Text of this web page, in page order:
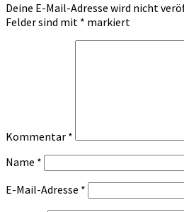
Deine E-Mail-Adresse wird nicht
Felder sind mit * markiert
Kommentar *
Name *
E-Mail-Adresse *